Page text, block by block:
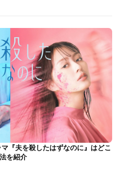
『夫を殺したはずなのに』はどこ
を紹介